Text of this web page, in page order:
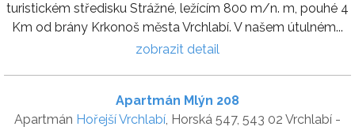
turistickém středisku Strážné, ležícím 800 m/n. m, pouhé 4
Km od brány Krkonoš města Vrchlabí. V našem útulném...
zobrazit detail
Apartmán Mlýn 208
Apartmán Hořejší Vrchlabí, Horská 547, 543 02 Vrchlabí -